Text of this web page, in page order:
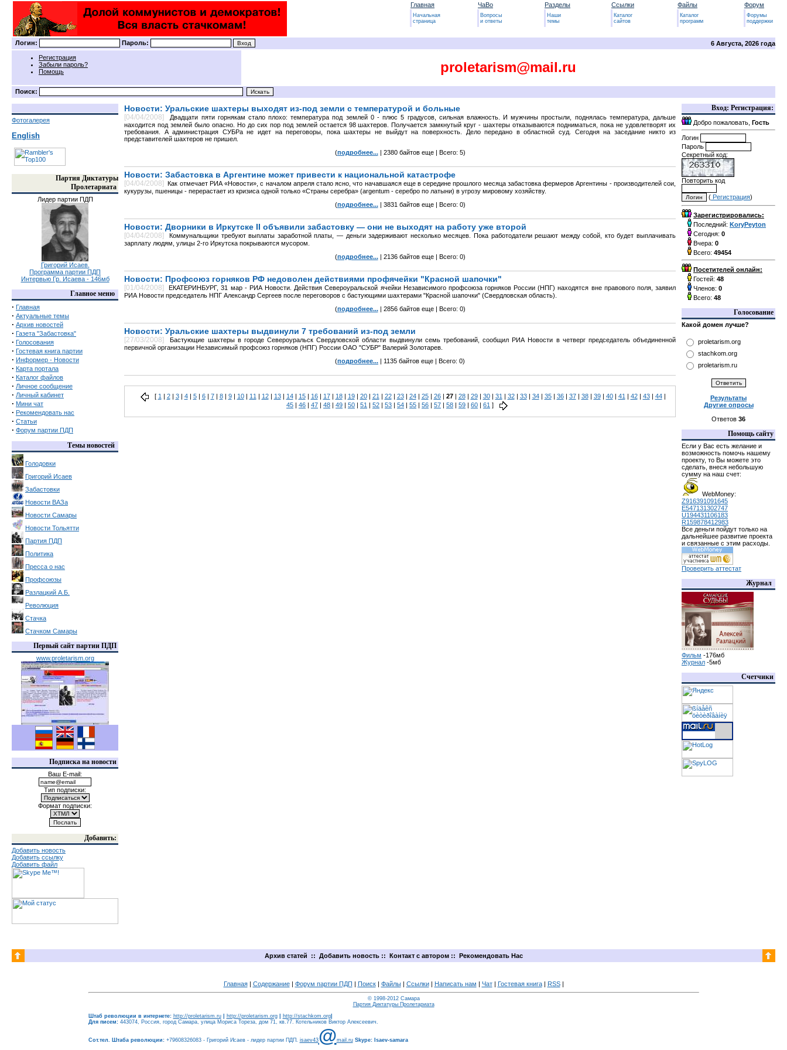
Главная
Начальная
страница
ЧаВо
Вопросы
и ответы
Разделы
Наши
темы
Ссылки
Каталог
сайтов
Файлы
Каталог
программ
Форум
Форумы
поддержки
Логин: Пароль:
6 Августа, 2026 года
Регистрация
Забыли пароль?
Помощь
proletarism@mail.ru
Поиск:
Фотогалерея
English
Партия Диктатуры
Пролетариата
Лидер партии ПДП
Григорий Исаев.
Программа партии ПДП
Интервью Гр. Исаева - 146мб
Главное меню
· Главная
· Актуальные темы
· Архив новостей
· Газета "Забастовка"
· Голосования
· Гостевая книга партии
· Информер - Новости
· Карта портала
· Каталог файлов
· Личное сообщение
· Личный кабинет
· Мини чат
· Рекомендовать нас
· Статьи
· Форум партии ПДП
Темы новостей
Голодовки
Григорий Исаев
Забастовки
Новости ВАЗа
Новости Самары
Новости Тольятти
Партия ПДП
Политика
Пресса о нас
Профсоюзы
Разлацкий А.Б.
Революция
Стачка
Стачком Самары
Первый сайт партии ПДП
www.proletarism.org
Подписка на новости
Ваш E-mail:
Тип подписки:
Формат подписки:
Добавить:
Добавить новость
Добавить ссылку
Добавить файл
Новости: Уральские шахтеры выходят из-под земли с температурой и больные
[04/04/2008]
Двадцати пяти горнякам стало плохо: температура под землей 0 - плюс 5 градусов, сильная влажность. И мужчины простыли, поднялась температура, дальше
находится под землей было опасно. Но до сих пор под землей остается 98 шахтеров. Получается замкнутый круг - шахтеры отказываются подниматься, пока не удовлетворят их
требования. А администрация СУБРа не идет на переговоры, пока шахтеры не выйдут на поверхность. Дело передано в областной суд. Сегодня на заседание никто из
представителей шахтеров не пришел.
(подробнее...| 2380 байтов еще | Всего: 5)
Новости: Забастовка в Аргентине может привести к национальной катастрофе
[04/04/2008]
Как отмечает РИА «Новости», с началом апреля стало ясно, что начавшаяся еще в середине прошлого месяца забастовка фермеров Аргентины - производителей сои,
кукурузы, пшеницы - перерастает из кризиса одной только «Страны серебра» (argentum - серебро по латыни) в угрозу мировому хозяйству.
(подробнее...| 3831 байтов еще | Всего: 0)
Новости: Дворники в Иркутске II объявили забастовку — они не выходят на работу уже второй
[04/04/2008]
Коммунальщики требуют выплаты заработной платы, — деньги задерживают несколько месяцев. Пока работодатели решают между собой, кто будет выплачивать
зарплату людям, улицы 2-го Иркутска покрываются мусором.
(подробнее...| 2136 байтов еще | Всего: 0)
Новости: Профсоюз горняков РФ недоволен действиями профячейки "Красной шапочки"
[01/04/2008]
ЕКАТЕРИНБУРГ, 31 мар - РИА Новости. Действия Североуральской ячейки Независимого профсоюза горняков России (НПГ) находятся вне правового поля, заявил
РИА Новости председатель НПГ Александр Сергеев после переговоров с бастующими шахтерами "Красной шапочки" (Свердловская область).
(подробнее...| 2856 байтов еще | Всего: 0)
Новости: Уральские шахтеры выдвинули 7 требований из-под земли
[27/03/2008]
Бастующие шахтеры в городе Североуральск Свердловской области выдвинули семь требований, сообщил РИА Новости в четверг председатель объединенной
первичной организации Независимый профсоюз горняков (НПГ) России ОАО "СУБР" Валерий Золотарев.
(подробнее... | 1135 байтов еще | Всего: 0)
[ 1| 2| 3| 4| 5| 6| 7| 8| 9| 10| 11| 12| 13| 14| 15| 16| 17| 18| 19| 20| 21| 22| 23| 24| 25| 26| 27| 28| 29| 30| 31| 32| 33| 34| 35| 36| 37| 38| 39| 40| 41| 42| 43| 44|
45
46 47 48 49 50 51 52 53 54 55 56 57 58 59 60 61 ]
Вход: Регистрация:
Добро пожаловать, Гость
Логин
Пароль
Секретный код:
Повторить код
( Регистрация)
Зарегистрировались:
Последний: KoryPeyton
Сегодня: 0
Вчера: 0
Всего: 49454
Посетителей онлайн:
Гостей: 48
Членов: 0
Всего: 48
Голосование
Какой домен лучше?
proletarism.org
stachkom.org
proletarism.ru
Результаты
Другие опросы
Ответов 36
Помощь сайту
Если у Вас есть желание и
возможность помочь нашему
проекту, то Вы можете это
сделать, внеся небольшую
сумму на наш счет:
WebMoney:
Z916391091645
E547131302747
U194431106183
R159878412983
Все деньги пойдут только на
дальнейшее развитие проекта
и связанные с этим расходы.
Проверить аттестат
Журнал
Фильм -176мб
Журнал -5мб
Счетчики
Архив статей :: Добавить новость :: Контакт с автором :: Рекомендовать Нас
Главная| Содержание| Форум партии ПДП | Поиск| Файлы| Ссылки| Написать нам | Чат| Гостевая книга| RSS|
© 1998-2012 Самара
Партия Диктатуры Пролетариата
Штаб революции в интернете: http://proletarism.ru| http://proletarism.org| http://stachkom.org|
Для писем:443074, Россия, город Самара, улица Мориса Тореза, дом 71, кв.77. Котельников Виктор Алексеевич.
Сот.тел. Штаба революции: +79608326083 - Григорий Исаев - лидер партии ПДП. isaev43@mail.ruSkype: Isaev-samara